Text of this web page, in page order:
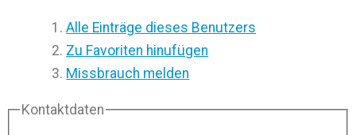
Alle Einträge dieses Benutzers
Zu Favoriten hinufügen
Missbrauch melden
Kontaktdaten